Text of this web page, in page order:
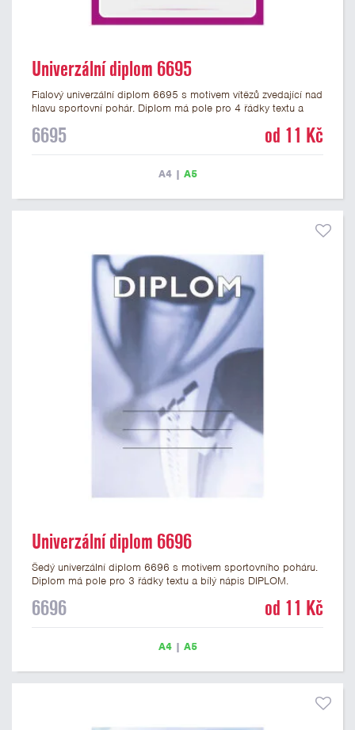
Univerzální diplom 6695
Fialový univerzální diplom 6695 s motivem vítězů zvedající nad
hlavu sportovní pohár. Diplom má pole pro 4 řádky textu a
formátu A4 a A5. Tento univerzální diplom je vhodný pro
motivem vítězů s pohárem má gramáž 250 g/m2.
6695 od 11 Kč
A4| A5
Univerzální diplom 6696
Šedý univerzální diplom 6696 s motivem sportovního poháru.
Diplom má pole pro 3 řádky textu a bílý nápis DIPLOM.
univerzální diplom je vhodný pro většinu soutěží, ke kterým by
6696 od 11 Kč
A4| A5